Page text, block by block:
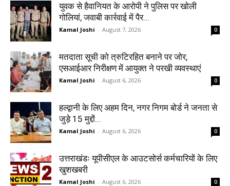
युवक से हैवानियत के आरोपी ने पुलिस पर खोली
गोलियां, जवाबी कार्रवाई में पैर...
Kamal Joshi - August 7, 2026 0
मतदाता सूची को त्रुटिरहित बनाने पर जोर,
एसआईआर निरीक्षण में आयुक्त ने परखी व्यवस्थाएं
Kamal Joshi - August 6, 2026 0
हल्द्वानी के लिए अहम दिन, नगर निगम बोर्ड ने जनता से
जुड़े 15 मुद्दों...
Kamal Joshi - August 6, 2026 0
उत्तराखंडः यूपीसीएल के आउटसोर्स कर्मचारियों के लिए
खुशखबरी
Kamal Joshi - August 6, 2026 0